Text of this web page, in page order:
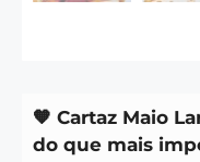
🧡 Cartaz Maio
do que mais